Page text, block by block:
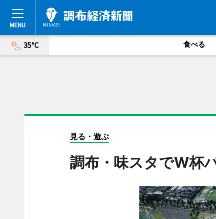
35°C 食べる
見る・遊ぶ
調布・味スタでW杯